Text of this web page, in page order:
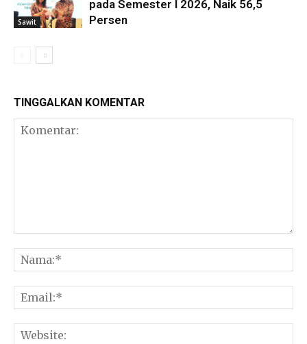
Sawit
pada Semester I 2026, Naik 56,5
Persen
TINGGALKAN KOMENTAR